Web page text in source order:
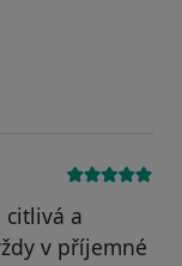
a
v příjemné